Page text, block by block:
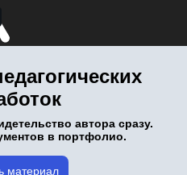
автора сразу.
в портфолио.
материал